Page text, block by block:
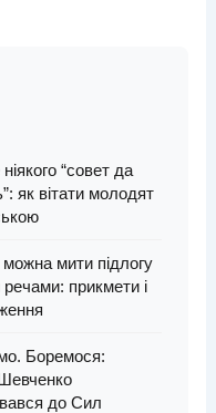
“совет да
як вітати молодят
мити підлогу
прикмети і
Боремося:
до Сил